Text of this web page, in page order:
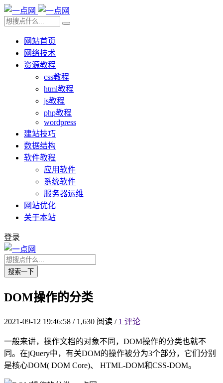
网站首页
网络技术
资源教程
css教程
html教程
js教程
php教程
wordpress
建站技巧
数据结构
软件教程
应用软件
系统软件
服务器运维
网站优化
关于本站
登录
搜索一下
DOM操作的分类
2021-09-12 19:46:58 /1,630 阅读 / 1 评论
一般来讲，操作文档的对象不同，DOM操作的分类也就不
同。在jQuery中，有关DOM的操作被分为3个部分，它们分别
是核心DOM( DOM Core)、 HTML-DOM和CSS-DOM。